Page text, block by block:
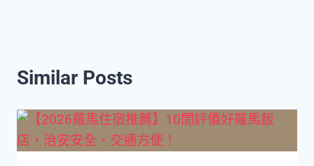
Similar Posts